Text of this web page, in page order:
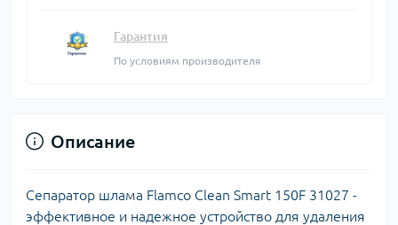
Гарантия
По условиям производителя
Описание
Сепаратор шлама Flamco Clean Smart 150F 31027 -
эффективное и надежное устройство для удаления